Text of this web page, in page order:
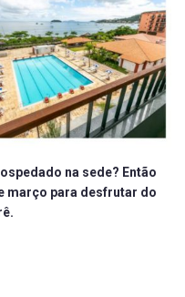
na sede? Então
março para desfrutar do